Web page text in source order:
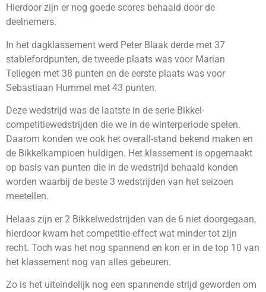
Hierdoor zijn er nog goede scores behaald door de
deelnemers.
In het dagklassement werd Peter Blaak derde met 37
stablefordpunten, de tweede plaats was voor Marian
Tellegen met 38 punten en de eerste plaats was voor
Sebastiaan Hummel met 43 punten.
Deze wedstrijd was de laatste in de serie Bikkel-
competitiewedstrijden die we in de winterperiode spelen.
Daarom konden we ook het overall-stand bekend maken en
de Bikkelkampioen huldigen. Het klassement is opgemaakt
op basis van punten die in de wedstrijd behaald konden
worden waarbij de beste 3 wedstrijden van het seizoen
meetellen.
Helaas zijn er 2 Bikkelwedstrijden van de 6 niet doorgegaan,
hierdoor kwam het competitie-effect wat minder tot zijn
recht. Toch was het nog spannend en kon er in de top 10 van
het klassement nog van alles gebeuren.
Zo is het uiteindelijk nog een spannende strijd geworden om